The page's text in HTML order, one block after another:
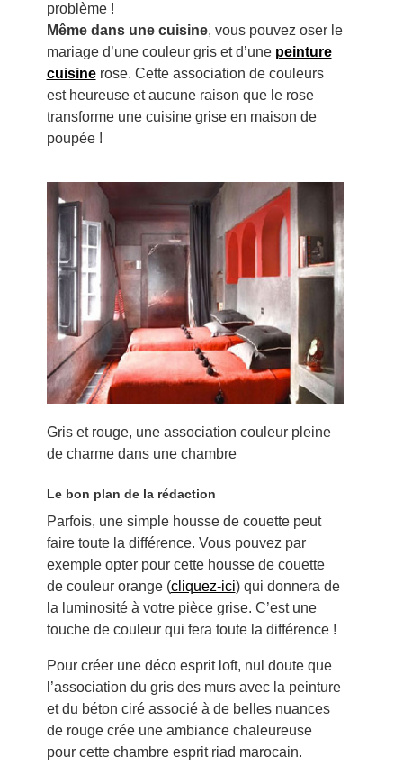
problème !
Même dans une cuisine, vous pouvez oser le
mariage d’une couleur gris et d’une peinture
cuisine rose. Cette association de couleurs
est heureuse et aucune raison que le rose
transforme une cuisine grise en maison de
poupée !
Gris et rouge, une association couleur pleine
de charme dans une chambre
Le bon plan de la rédaction
Parfois, une simple housse de couette peut
faire toute la différence. Vous pouvez par
exemple opter pour cette housse de couette
de couleur orange (cliquez-ici) qui donnera de
la luminosité à votre pièce grise. C’est une
touche de couleur qui fera toute la différence !
Pour créer une déco esprit loft, nul doute que
l’association du gris des murs avec la peinture
et du béton ciré associé à de belles nuances
de rouge crée une ambiance chaleureuse
pour cette chambre esprit riad marocain.